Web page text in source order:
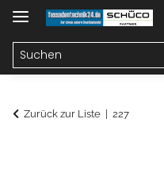
Zurück zur Liste 227